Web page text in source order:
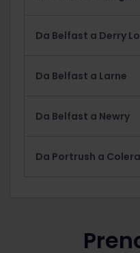
Da Belfast a Derry
Da Belfast a Larne
Da Belfast a Newry
Da Portrush a